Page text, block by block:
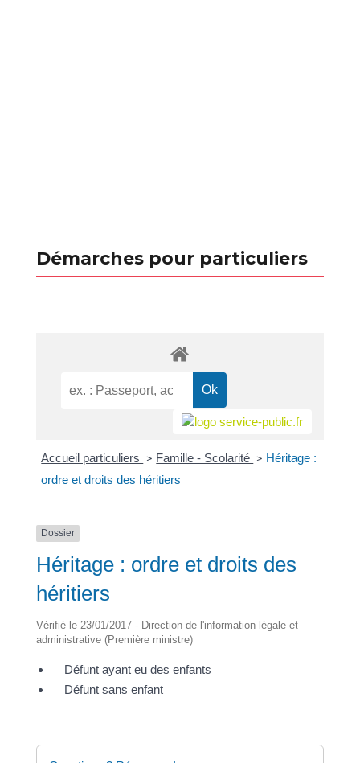
Démarches pour particuliers
Accueil particuliers > Famille - Scolarité > Héritage :
ordre et droits des héritiers
Dossier
Héritage : ordre et droits des
héritiers
Vérifié le 23/01/2017 - Direction de l'information légale et
administrative (Première ministre)
Défunt ayant eu des enfants
Défunt sans enfant